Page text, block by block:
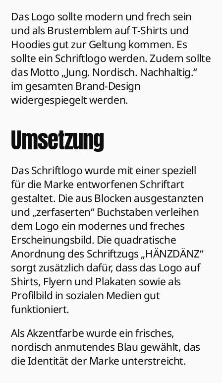
Das Logo sollte modern und frech sein
und als Brustemblem auf T-Shirts und
Hoodies gut zur Geltung kommen. Es
sollte ein Schriftlogo werden. Zudem sollte
das Motto „Jung. Nordisch. Nachhaltig.“
im gesamten Brand-Design
widergespiegelt werden.
Umsetzung
Das Schriftlogo wurde mit einer speziell
für die Marke entworfenen Schriftart
gestaltet. Die aus Blocken ausgestanzten
und „zerfaserten“ Buchstaben verleihen
dem Logo ein modernes und freches
Erscheinungsbild. Die quadratische
Anordnung des Schriftzugs „HÄNZDÄNZ“
sorgt zusätzlich dafür, dass das Logo auf
Shirts, Flyern und Plakaten sowie als
Profilbild in sozialen Medien gut
funktioniert.
Als Akzentfarbe wurde ein frisches,
nordisch anmutendes Blau gewählt, das
die Identität der Marke unterstreicht.